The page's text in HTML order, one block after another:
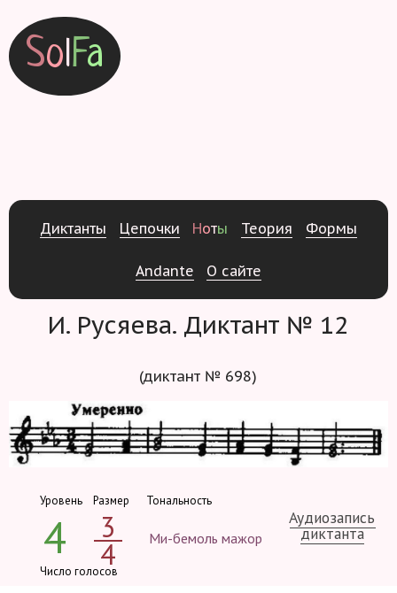
SolFa
Диктанты Цепочки Ноты Теория Формы
Andante О сайте
И. Русяева. Диктант № 12
(диктант № 698)
Уровень
4
Размер
3
4
Тональность
Ми-бемоль мажор
Число голосов
Аудиозапись
диктанта